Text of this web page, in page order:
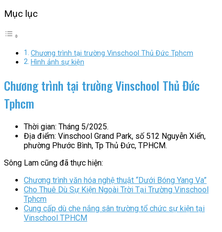
Mục lục
Chương trình tại trường Vinschool Thủ Đức Tphcm
Hình ảnh sự kiện
Chương trình tại trường Vinschool Thủ Đức
Tphcm
Thời gian: Tháng 5/2025.
Địa điểm: Vinschool Grand Park, số 512 Nguyễn Xiển,
phường Phước Bình, Tp Thủ Đức, TPHCM.
Sông Lam cũng đã thực hiện:
Chương trình văn hóa nghệ thuật “Dưới Bóng Yang Va”
Cho Thuê Dù Sự Kiện Ngoài Trời Tại Trường Vinschool
Tphcm
Cung cấp dù che nắng sân trường tổ chức sự kiện tại
Vinschool TPHCM